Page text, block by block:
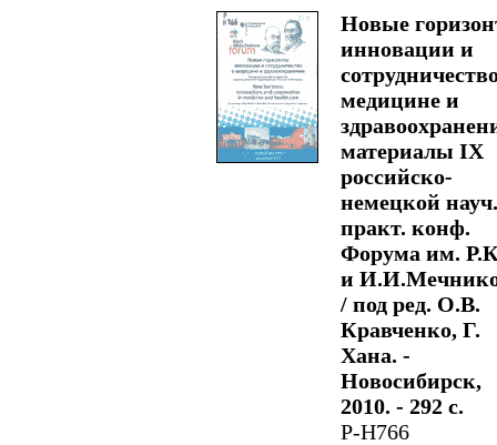
Новые
инновации и
медицине и
материалы IX
российско-
немецкой
практ. конф.
Форума им.
и
/ под ред. О.В.
Кравченко, Г.
Хана. -
Новосибирск,
2010. - 292 с.
Р-Н766